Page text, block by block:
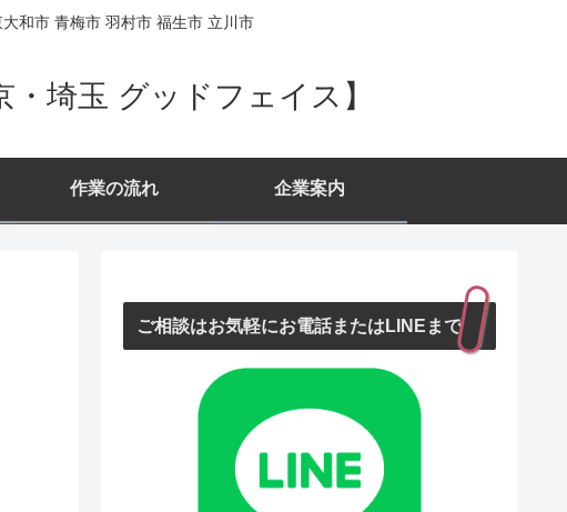
和市 青梅市 羽村市 福生市 立川市
埼玉 グッドフェイス】
作業の流れ 企業案内
ご相談はお気軽にお電話またはLINEまで